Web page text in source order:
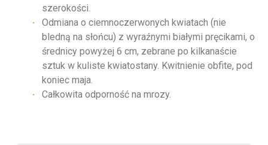
szerokości.
Odmiana o ciemnoczerwonych kwiatach (nie
bledną na słońcu) z wyraźnymi białymi pręcikami, o
średnicy powyżej 6 cm, zebrane po kilkanaście
sztuk w kuliste kwiatostany. Kwitnienie obfite, pod
koniec maja.
Całkowita odporność na mrozy.